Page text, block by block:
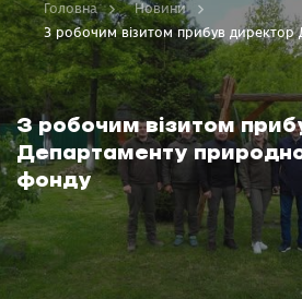
З робочим візитом
Департаменту
фонду
Головна
Новини
З робочим візитом прибув директор